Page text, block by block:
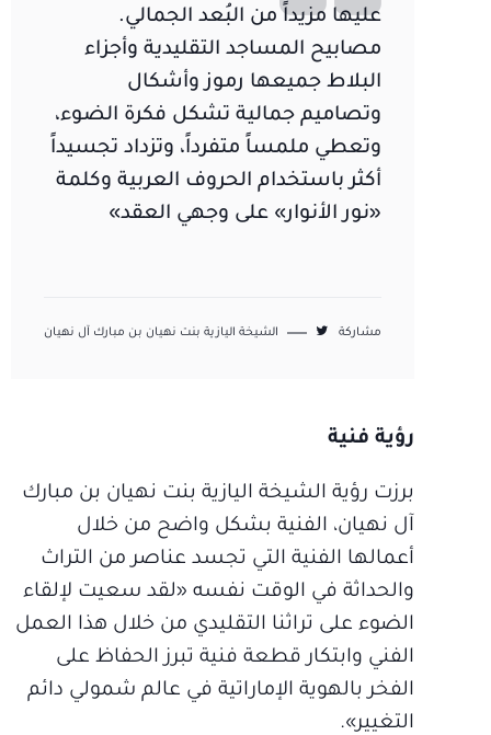
عليها مزيداً من البُعد الجمالي.
مصابيح المساجد التقليدية وأجزاء
البلاط جميعها رموز وأشكال
وتصاميم جمالية تشكل فكرة الضوء،
وتعطي ملمساً متفرداً، وتزداد تجسيداً
أكثر باستخدام الحروف العربية وكلمة
«نور الأنوار» على وجهي العقد»
مشاركة الشيخة اليازية بنت نهيان بن مبارك آل نهيان
رؤية فنية
برزت رؤية الشيخة اليازية بنت نهيان بن مبارك
آل نهيان، الفنية بشكل واضح من خلال
أعمالها الفنية التي تجسد عناصر من التراث
والحداثة في الوقت نفسه «لقد سعيت لإلقاء
الضوء على تراثنا التقليدي من خلال هذا العمل
الفني وابتكار قطعة فنية تبرز الحفاظ على
الفخر بالهوية الإماراتية في عالم شمولي دائم
التغيير».